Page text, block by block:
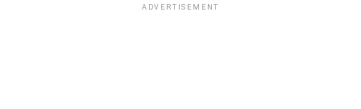
ADVERTISEMENT